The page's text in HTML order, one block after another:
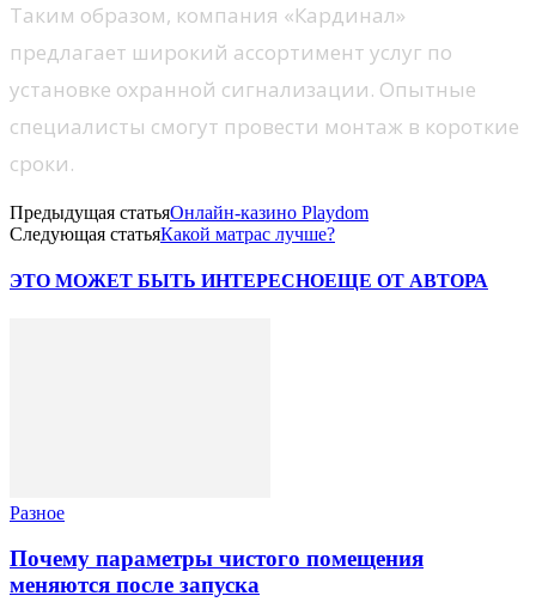
Таким образом, компания «Кардинал»
предлагает широкий ассортимент услуг по
установке охранной сигнализации. Опытные
специалисты смогут провести монтаж в короткие
сроки.
Предыдущая статьяОнлайн-казино Playdom
Следующая статьяКакой матрас лучше?
ЭТО МОЖЕТ БЫТЬ ИНТЕРЕСНОЕЩЕ ОТ АВТОРА
Разное
Почему параметры чистого помещения
меняются после запуска